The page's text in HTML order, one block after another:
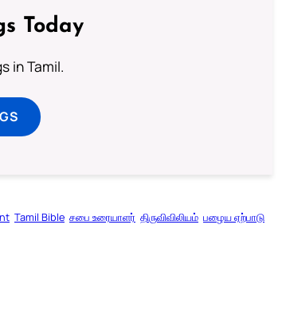
Today
in Tamil.
Tamil Bible சபை உரையாளர் திருவிவிலியம் பழைய ஏற்பாடு